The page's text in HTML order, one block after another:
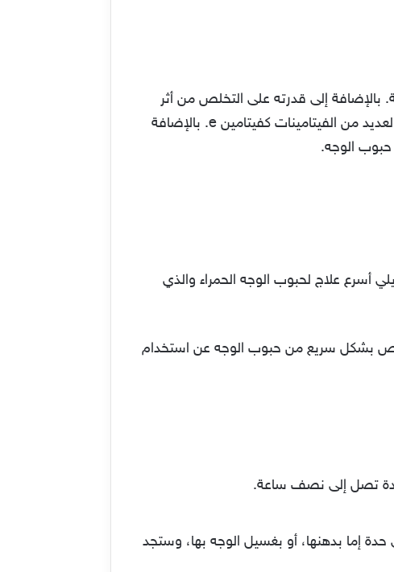
إلى قدرته على التخلص من أثر
الحروق بشكل نهائي. كما يتميز بأنه من المواد الطبيعية التي لا تُشكل أي خطر على البشرة، بل يضم العديد من الفيتامينات كفيتامين e. بالإضافة
حبوب الوجه.
أسرع علاج لحبوب الوجه الحمراء والذي
بشكل سريع من حبوب الوجه عن استخدام
تصل إلى نصف ساعة.
إما بدهنها، أو بغسيل الوجه بها، وستجد